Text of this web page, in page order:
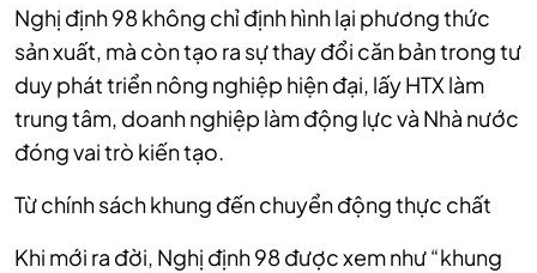
Nghị định 98 không chỉ định hình lại phương thức
sản xuất, mà còn tạo ra sự thay đổi căn bản trong tư
duy phát triển nông nghiệp hiện đại, lấy HTX làm
trung tâm, doanh nghiệp làm động lực và Nhà nước
đóng vai trò kiến tạo.
Từ chính sách khung đến chuyển động thực chất
Khi mới ra đời, Nghị định 98 được xem như “khung